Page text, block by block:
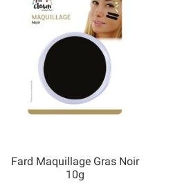
Fard Maquillage Gras Noir
10g